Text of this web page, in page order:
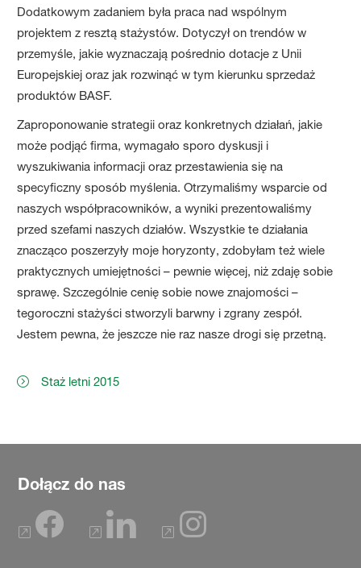
Dodatkowym zadaniem była praca nad wspólnym
projektem z resztą stażystów. Dotyczył on trendów w
przemyśle, jakie wyznaczają pośrednio dotacje z Unii
Europejskiej oraz jak rozwinąć w tym kierunku sprzedaż
produktów BASF.
Zaproponowanie strategii oraz konkretnych działań, jakie
może podjąć firma, wymagało sporo dyskusji i
wyszukiwania informacji oraz przestawienia się na
specyficzny sposób myślenia. Otrzymaliśmy wsparcie od
naszych współpracowników, a wyniki prezentowaliśmy
przed szefami naszych działów. Wszystkie te działania
znacząco poszerzyły moje horyzonty, zdobyłam też wiele
praktycznych umiejętności – pewnie więcej, niż zdaję sobie
sprawę. Szczególnie cenię sobie nowe znajomości –
tegoroczni stażyści stworzyli barwny i zgrany zespół.
Jestem pewna, że jeszcze nie raz nasze drogi się przetną.
Staż letni 2015
Dołącz do nas